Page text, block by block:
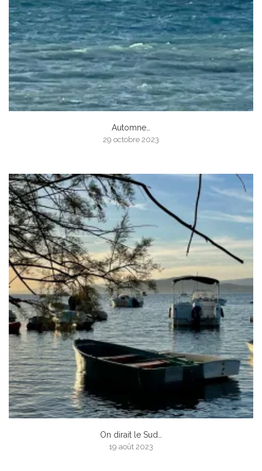
Automne…
29 octobre 2023
On dirait le Sud…
19 août 2023